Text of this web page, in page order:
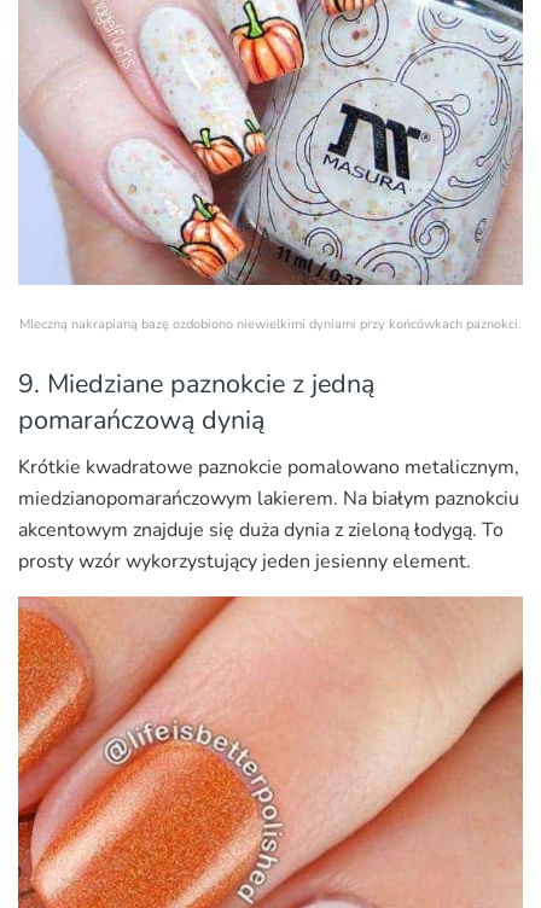
Mleczną nakrapianą bazę ozdobiono niewielkimi dyniami przy końcówkach paznokci.
9. Miedziane paznokcie z jedną
pomarańczową dynią
Krótkie kwadratowe paznokcie pomalowano metalicznym,
miedzianopomarańczowym lakierem. Na białym paznokciu
akcentowym znajduje się duża dynia z zieloną łodygą. To
prosty wzór wykorzystujący jeden jesienny element.